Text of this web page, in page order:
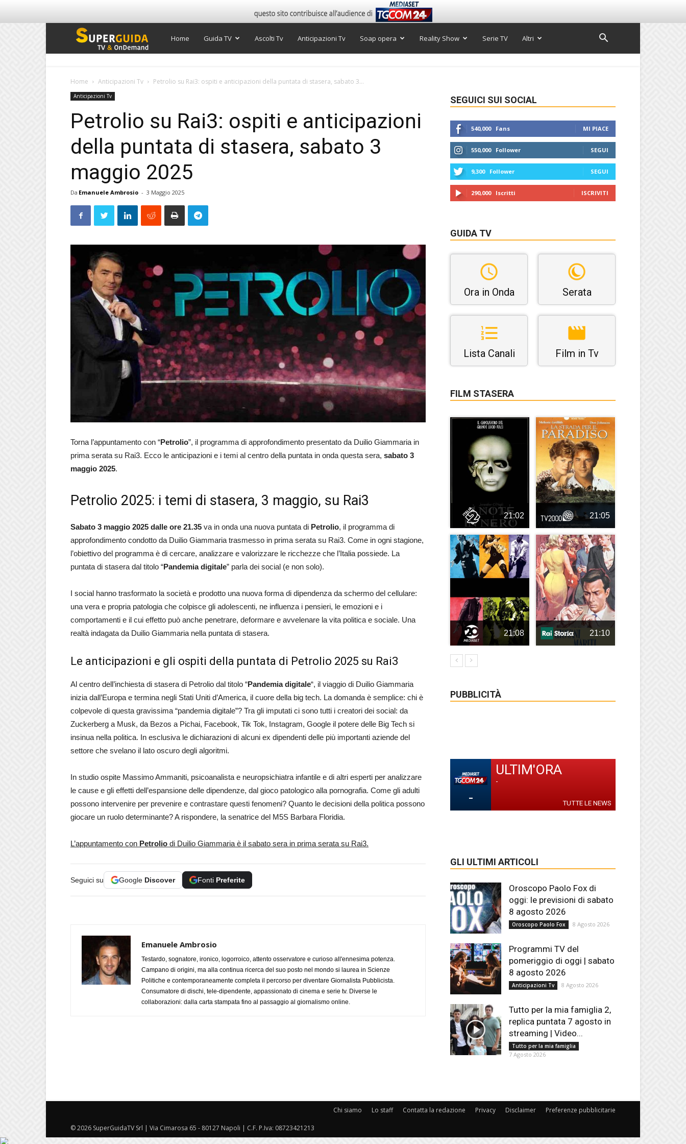
Super
Home Guida TV Ascolti Tv Anticipazioni Tv Soap opera Reality Show Serie TV Altri
Home Anticipazioni Tv Petrolio su Rai3: ospiti e anticipazioni della puntata di stasera, sabato 3...
Anticipazioni Tv
Petrolio su Rai3: ospiti e anticipazioni
della puntata di stasera, sabato 3
maggio 2025
Da Emanuele Ambrosio - 3 Maggio 2025
Torna l’appuntamento con “Petrolio”, il programma di approfondimento presentato da Duilio Giammaria in
prima serata su Rai3. Ecco le anticipazioni e i temi al centro della puntata in onda questa sera, sabato 3
maggio 2025.
Petrolio 2025: i temi di stasera, 3 maggio, su Rai3
Sabato 3 maggio 2025 dalle ore 21.35 va in onda una nuova puntata di Petrolio, il programma di
approfondimento condotto da Duilio Giammaria trasmesso in prima serata su Rai3. Come in ogni stagione,
l’obiettivo del programma è di cercare, analizzare e valorizzare le ricchezze che l’Italia possiede. La
puntata di stasera dal titolo “Pandemia digitale” parla dei social (e non solo).
I social hanno trasformato la società e prodotto una nuova forma di dipendenza da schermo del cellulare:
una vera e propria patologia che colpisce gli adolescenti, ne influenza i pensieri, le emozioni e i
comportamenti e il cui effetto può anche penetrare, deformare e avvelenare la vita politica e sociale. Una
realtà indagata da Duilio Giammaria nella puntata di stasera.
Le anticipazioni e gli ospiti della puntata di Petrolio 2025 su Rai3
Al centro dell’inchiesta di stasera di Petrolio dal titolo “Pandemia digitale“, il viaggio di Duilio Giammaria
inizia dall’Europa e termina negli Stati Uniti d’America, il cuore della big tech. La domanda è semplice: chi è
colpevole di questa gravissima “pandemia digitale”? Tra gli imputati ci sono tutti i creatori dei social: da
Zuckerberg a Musk, da Bezos a Pichai, Facebook, Tik Tok, Instagram, Google il potere delle Big Tech si
insinua nella politica. In esclusiva le dichiarazioni di alcuni ex dipendenti delle più importanti aziende del
settore che svelano il lato oscuro degli algoritmi.
In studio ospite Massimo Ammaniti, psicoanalista e neuropsichiatra infantile e di altri esperti per analizzare
le cause e gli effetti dell’espansione delle dipendenze, dal gioco patologico alla pornografia. Come gli adulti
possono intervenire per prevenire e contrastare questi fenomeni? Quanto le decisioni della politica possono
giocare un ruolo determinante? A rispondere, la senatrice del M5S Barbara Floridia.
L’appuntamento con Petrolio di Duilio Giammaria è il sabato sera in prima serata su Rai3.
Seguici su Google Discover Fonti Preferite
Emanuele Ambrosio
Testardo, sognatore, ironico, logorroico, attento osservatore e curioso all'ennesima potenza.
Campano di origini, ma alla continua ricerca del suo posto nel mondo si laurea in Scienze
Politiche e contemporaneamente completa il percorso per diventare Giornalista Pubblicista.
Consumatore di dischi, tele-dipendente, appassionato di cinema e serie tv. Diverse le
collaborazioni: dalla carta stampata fino al passaggio al giornalismo online.
SEGUICI SUI SOCIAL
540,000 Fans MI PIACE
550,000 Follower SEGUI
9,300 Follower SEGUI
290,000 Iscritti ISCRIVITI
GUIDA TV
Ora in Onda Serata
Lista Canali Film in Tv
FILM STASERA
21:02 21:05
21:08 21:10
PUBBLICITÀ
-
ULTIM'ORA
-
TUTTE LE NEWS
GLI ULTIMI ARTICOLI
Oroscopo Paolo Fox di
oggi: le previsioni di sabato
8 agosto 2026
Oroscopo Paolo Fox 8 Agosto 2026
Programmi TV del
pomeriggio di oggi | sabato
8 agosto 2026
Anticipazioni Tv 8 Agosto 2026
Tutto per la mia famiglia 2,
replica puntata 7 agosto in
streaming | Video...
Tutto per la mia famiglia
7 Agosto 2026
Chi siamo Lo staff Contatta la redazione Privacy Disclaimer Preferenze pubblicitarie
© 2026 SuperGuidaTV Srl | Via Cimarosa 65 - 80127 Napoli | C.F. P.Iva: 08723421213